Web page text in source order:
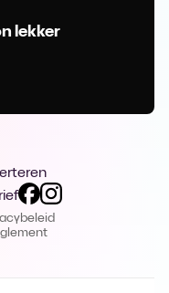
lekker